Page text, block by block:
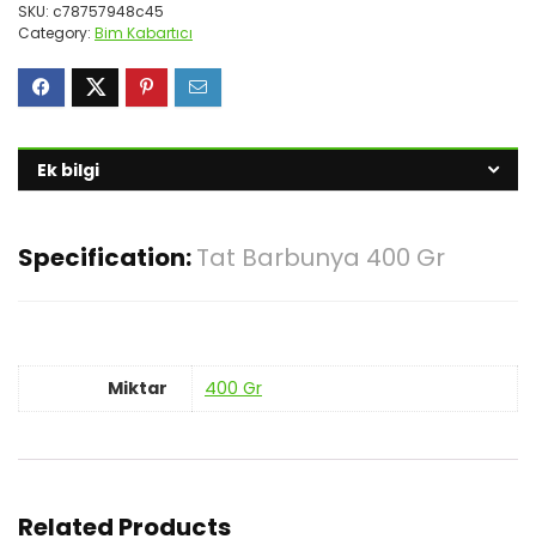
SKU: c78757948c45
Category: Bim Kabartıcı
Ek bilgi
Specification:Tat Barbunya 400 Gr
Miktar 400 Gr
Related Products